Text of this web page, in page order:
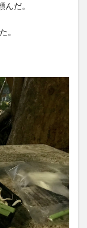
だ。
。